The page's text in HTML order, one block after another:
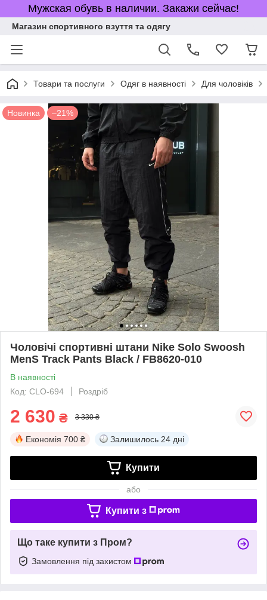
Мужская обувь в наличии. Закажи сейчас!
Магазин спортивного взуття та одягу
Товари та послуги Одяг в наявності Для чоловіків
Новинка –21%
Чоловічі спортивні штани Nike Solo Swoosh
MenS Track Pants Black / FB8620-010
В наявності
Код: CLO-694
Роздріб
2 630 ₴ 3 330 ₴
Економія 700 ₴ Залишилось 24 дні
Купити
або
Купити з
Що таке купити з Пром?
Замовлення під захистом